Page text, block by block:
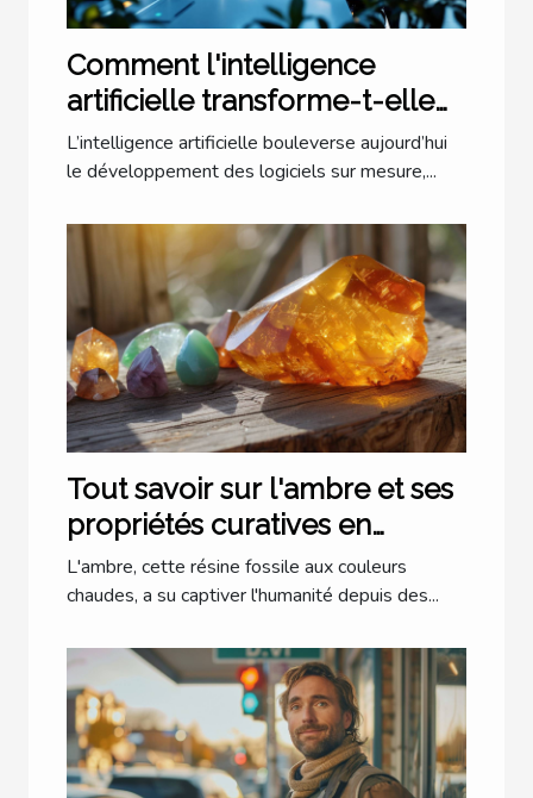
Comment l'intelligence
artificielle transforme-t-elle
les logiciels sur mesure ?
L’intelligence artificielle bouleverse aujourd’hui
le développement des logiciels sur mesure,...
Tout savoir sur l'ambre et ses
propriétés curatives en
lithothérapie
L'ambre, cette résine fossile aux couleurs
chaudes, a su captiver l'humanité depuis des...